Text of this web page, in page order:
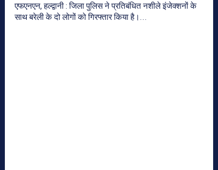
एफएनएन, हल्द्वानी : जिला पुलिस ने प्रतिबंधित नशीले इंजेक्शनों के
साथ बरेली के दो लोगों को गिरफ्तार किया है।...